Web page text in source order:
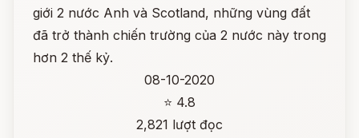
giới 2 nước Anh và Scotland, những vùng đất
đã trở thành chiến trường của 2 nước này trong
hơn 2 thế kỷ.
08-10-2020
⭐ 4.8
2,821 lượt đọc